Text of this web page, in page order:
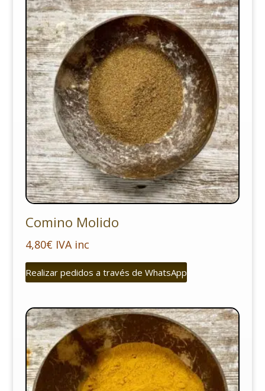
Comino Molido
4,80€ IVA inc
Realizar pedidos a través de WhatsApp